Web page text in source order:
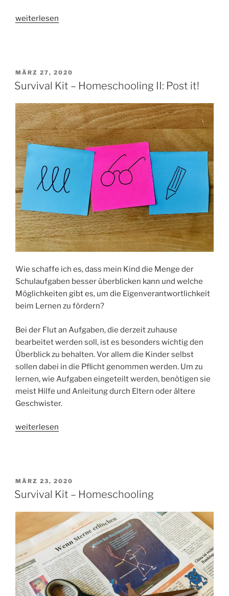
„Padlet
weiterlesen
VERÖFFENTLICHT
AM
MÄRZ 27, 2020
Survival Kit – Homeschooling II: Post it!
Wie schaffe ich es, dass mein Kind die Menge der
Schulaufgaben besser überblicken kann und welche
Möglichkeiten gibt es, um die Eigenverantwortlichkeit
beim Lernen zu fördern?
Bei der Flut an Aufgaben, die derzeit zuhause
bearbeitet werden soll, ist es besonders wichtig den
Überblick zu behalten. Vor allem die Kinder selbst
sollen dabei in die Pflicht genommen werden. Um zu
lernen, wie Aufgaben eingeteilt werden, benötigen sie
meist Hilfe und Anleitung durch Eltern oder ältere
Geschwister.
„Survival
it!“
weiterlesen
VERÖFFENTLICHT
AM
MÄRZ 23, 2020
Survival Kit – Homeschooling